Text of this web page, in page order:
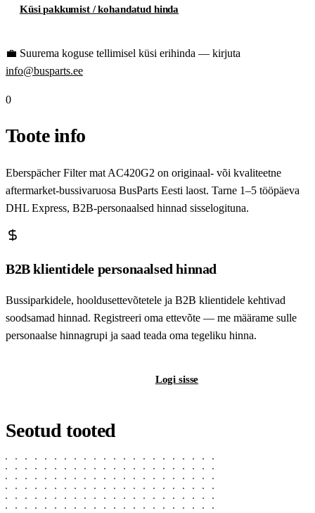
Küsi pakkumist / kohandatud hinda
💼 Suurema koguse tellimisel küsi erihinda — kirjuta
info@busparts.ee
0
Toote info
Eberspächer Filter mat AC420G2 on originaal- või kvaliteetne
aftermarket-bussivaruosa BusParts Eesti laost. Tarne 1–5 tööpäeva
DHL Express, B2B-personaalsed hinnad sisselogituna.
B2B klientidele personaalsed hinnad
Bussiparkidele, hooldusettevõtetele ja B2B klientidele kehtivad
soodsamad hinnad. Registreeri oma ettevõte — me määrame sulle
personaalse hinnagrupi ja saad teada oma tegeliku hinna.
Logi sisse
Seotud tooted